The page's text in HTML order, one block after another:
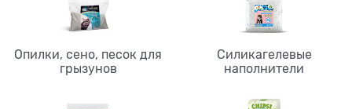
Опилки, сено, песок для
грызунов
Силикагелевые
наполнители